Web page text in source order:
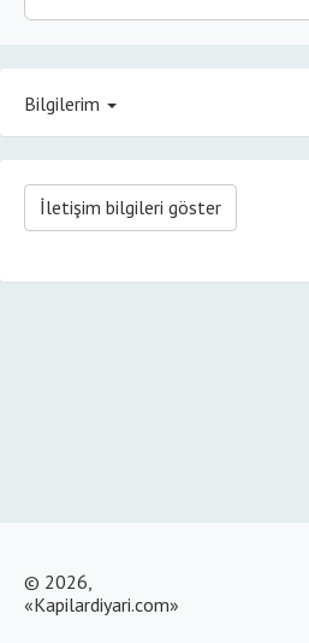
Bilgilerim
İletişim bilgileri göster
© 2026,
«Kapilardiyari.com»